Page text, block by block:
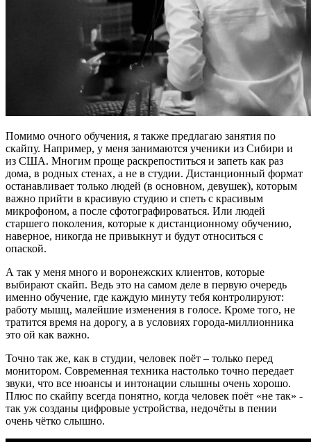
Помимо очного обучения, я также предлагаю занятия по
скайпу. Например, у меня занимаются ученики из Сибири и
из США. Многим проще раскрепоститься и запеть как раз
дома, в родных стенах, а не в студии. Дистанционный формат
останавливает только людей (в основном, девушек), которым
важно прийти в красивую студию и спеть с красивым
микрофоном, а после сфотографироваться. Или людей
старшего поколения, которые к дистанционному обучению,
наверное, никогда не привыкнут и будут относиться с
опаской.
А так у меня много и воронежских клиентов, которые
выбирают скайп. Ведь это на самом деле в первую очередь
именно обучение, где каждую минуту тебя контролируют:
работу мышц, малейшие изменения в голосе. Кроме того, не
тратится время на дорогу, а в условиях города-миллионника
это ой как важно.
Точно так же, как в студии, человек поёт – только перед
монитором. Современная техника настолько точно передает
звуки, что все нюансы и интонации слышны очень хорошо.
Плюс по скайпу всегда понятно, когда человек поёт «не так» -
так уж созданы цифровые устройства, недочёты в пении
очень чётко слышно.